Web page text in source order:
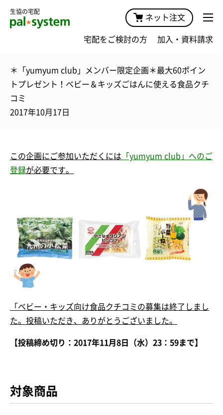
生協の宅配
ネット注文
宅配をご検討の方 加入・資料請求
＊「yumyum club」メンバー限定企画＊最大60ポイン
トプレゼント！ベビー＆キッズごはんに使える食品クチ
コミ
2017年10月17日
この企画にご参加いただくには 「yumyum club」へのご
登録が必要です。
「ベビー・キッズ向け食品クチコミの募集は終了しまし
た。投稿いただき、ありがとうございました。
【投稿締め切り：2017年11月8日（水）23：59まで】
対象商品